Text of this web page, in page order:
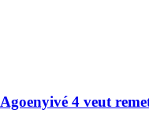
Agoenyivé 4 veut